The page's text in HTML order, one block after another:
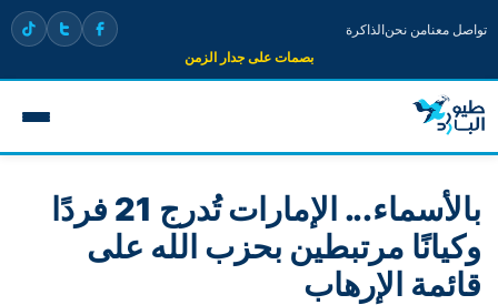
تواصل معنامن نحنالذاكرة
بصمات على جدار الزمن
بالأسماء... الإمارات تُدرج 21 فردًا
وكيانًا مرتبطين بحزب الله على
قائمة الإرهاب